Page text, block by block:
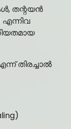
തന്റയൻ
തിരച്ചാൽ